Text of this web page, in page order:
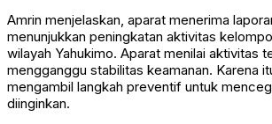
Amrin menjelaskan, aparat menerima
menunjukkan peningkatan aktivitas
wilayah Yahukimo. Aparat menilai aktivitas
mengganggu stabilitas keamanan. Karena
mengambil langkah preventif untuk
diinginkan.